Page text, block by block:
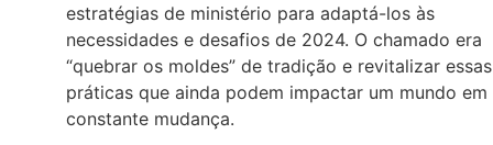
estratégias de ministério para adaptá-los às
necessidades e desafios de 2024. O chamado era
“quebrar os moldes” de tradição e revitalizar essas
práticas que ainda podem impactar um mundo em
constante mudança.